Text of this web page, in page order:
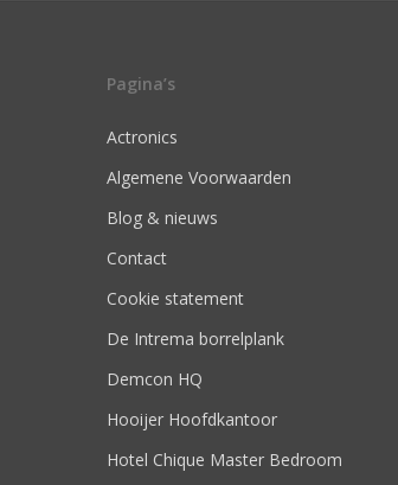
Pagina’s
Actronics
Algemene Voorwaarden
Blog & nieuws
Contact
Cookie statement
De Intrema borrelplank
Demcon HQ
Hooijer Hoofdkantoor
Hotel Chique Master Bedroom